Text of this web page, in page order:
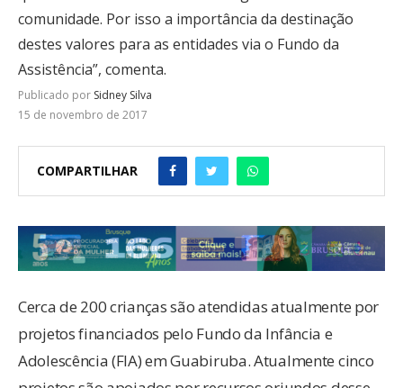
comunidade. Por isso a importância da destinação
destes valores para as entidades via o Fundo da
Assistência”, comenta.
Publicado por Sidney Silva
15 de novembro de 2017
COMPARTILHAR
Cerca de 200 crianças são atendidas atualmente por
projetos financiados pelo Fundo da Infância e
Adolescência (FIA) em Guabiruba. Atualmente cinco